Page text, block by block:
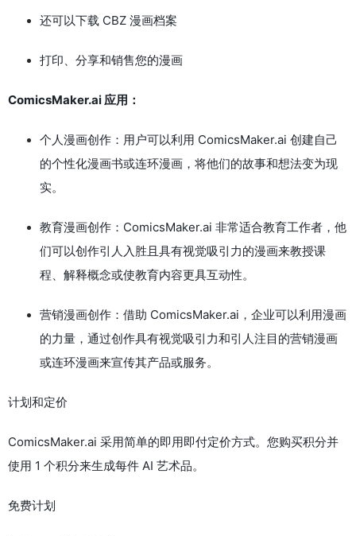
还可以下载 CBZ 漫画档案
打印、分享和销售您的漫画
ComicsMaker.ai 应用：
个人漫画创作：用户可以利用 ComicsMaker.ai 创建自己
的个性化漫画书或连环漫画，将他们的故事和想法变为现
实。
教育漫画创作：ComicsMaker.ai 非常适合教育工作者，他
们可以创作引人入胜且具有视觉吸引力的漫画来教授课
程、解释概念或使教育内容更具互动性。
营销漫画创作：借助 ComicsMaker.ai，企业可以利用漫画
的力量，通过创作具有视觉吸引力和引人注目的营销漫画
或连环漫画来宣传其产品或服务。
计划和定价
ComicsMaker.ai 采用简单的即用即付定价方式。您购买积分并
使用 1 个积分来生成每件 AI 艺术品。
免费计划